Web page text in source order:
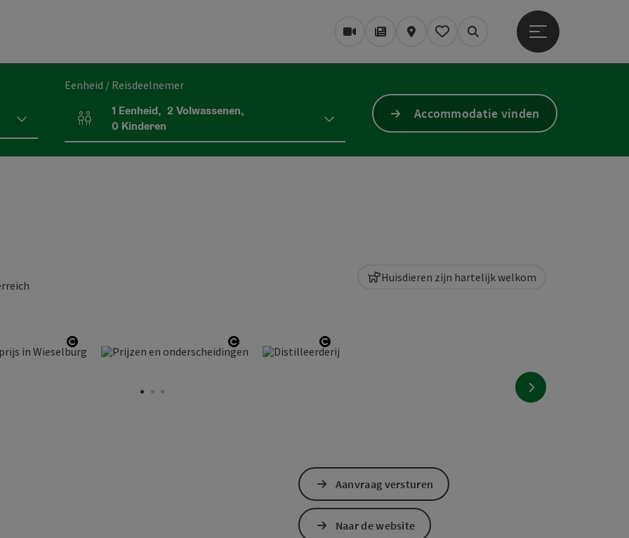
WebcamsTijdschrift/Blog
KaartMijn notitieblok
Zoek op
Startmenu openen
Eenheid / Reisdeelnemer
Aantal eenheden en persoonsvelden
1 Eenheid, 2Volwassenen,
0 Kinderen
Accommodatie vinden
Start Copyright Start CopyrightStart Copyright
nächstes Element
Huisdieren zijn hartelijk welkom
Aanvraag versturen
Naar de website